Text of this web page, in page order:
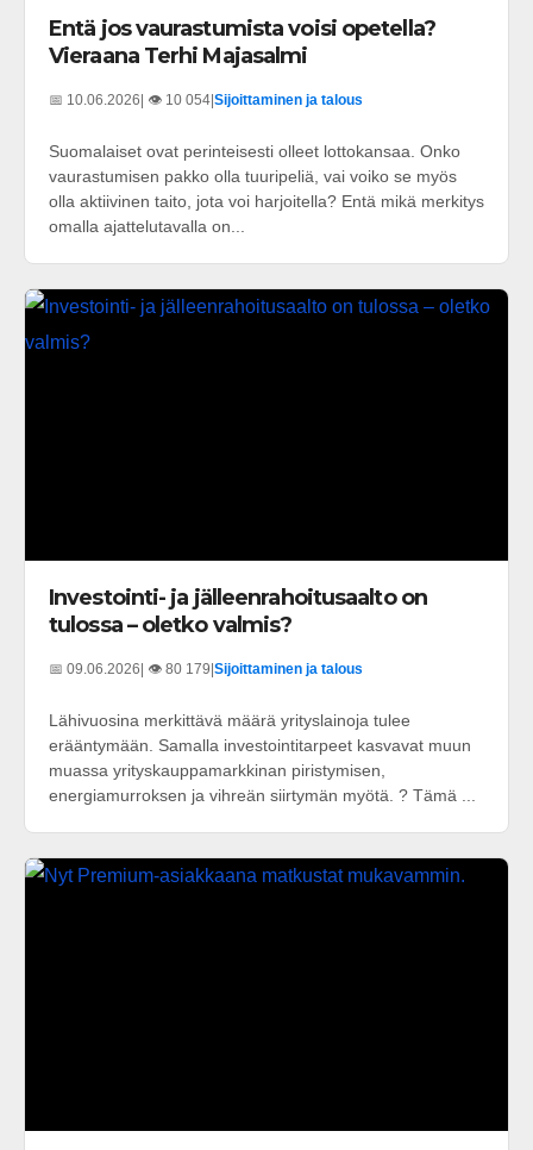
Entä jos vaurastumista voisi opetella?
Vieraana Terhi Majasalmi
📅 10.06.2026 | 👁️ 10 054 Sijoittaminen ja talous
Suomalaiset ovat perinteisesti olleet lottokansaa. Onko
vaurastumisen pakko olla tuuripeliä, vai voiko se myös
olla aktiivinen taito, jota voi harjoitella? Entä mikä merkitys
omalla ajattelutavalla on...
Investointi- ja jälleenrahoitusaalto on
tulossa – oletko valmis?
📅 09.06.2026 | 👁️ 80 179 Sijoittaminen ja talous
Lähivuosina merkittävä määrä yrityslainoja tulee
erääntymään. Samalla investointitarpeet kasvavat muun
muassa yrityskauppamarkkinan piristymisen,
energiamurroksen ja vihreän siirtymän myötä. ? Tämä ...